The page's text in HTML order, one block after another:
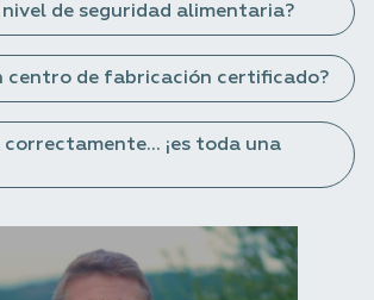
nivel de seguridad alimentaria?
centro de fabricación certificado?
¡es toda una